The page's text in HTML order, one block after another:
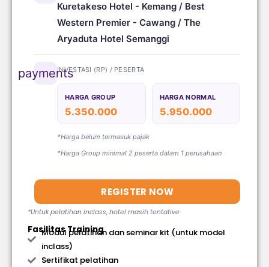
Kuretakeso Hotel - Kemang / Best
Western Premier - Cawang / The
Aryaduta Hotel Semanggi
paymentsINVESTASI (RP) / PESERTA
HARGA GROUP
5.350.000
HARGA NORMAL
5.950.000
*Harga belum termasuk pajak
*Harga Group minimal 2 peserta dalam 1 perusahaan
REGISTER NOW
*Untuk pelatihan inclass, hotel masih tentative
Fasilitas Training
Modul pelatihan dan seminar kit (untuk model
inclass)
Sertifikat pelatihan